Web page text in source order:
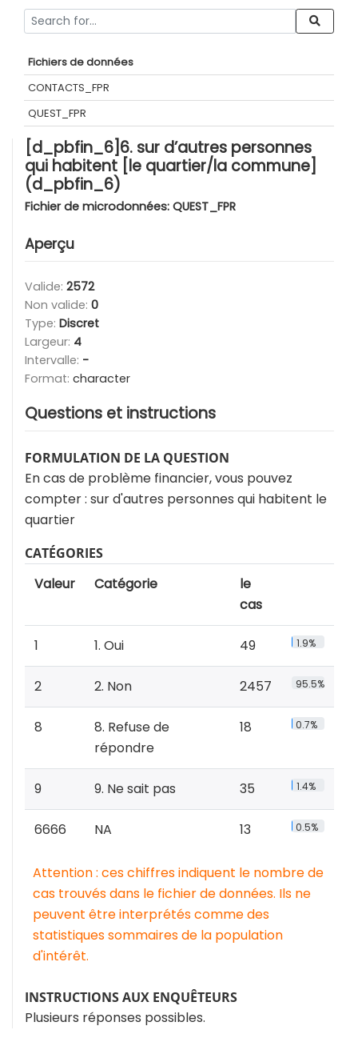
Fichiers de données
CONTACTS_FPR
QUEST_FPR
[d_pbfin_6]6. sur d’autres personnes
qui habitent [le quartier/la commune]
(d_pbfin_6)
Fichier de microdonnées: QUEST_FPR
Aperçu
Valide: 2572
Non valide: 0
Type: Discret
Largeur: 4
Intervalle: -
Format: character
Questions et instructions
FORMULATION DE LA QUESTION
En cas de problème financier, vous pouvez
compter : sur d'autres personnes qui habitent le
quartier
CATÉGORIES
Valeur Catégorie
le
cas
1 1. Oui 49 1.9%
2 2. Non 2457 95.5%
8
8. Refuse de
répondre
18 0.7%
9 9. Ne sait pas 35 1.4%
6666 NA 13 0.5%
Attention : ces chiffres indiquent le nombre de
cas trouvés dans le fichier de données. Ils ne
peuvent être interprétés comme des
statistiques sommaires de la population
d'intérêt.
INSTRUCTIONS AUX ENQUÊTEURS
Plusieurs réponses possibles.